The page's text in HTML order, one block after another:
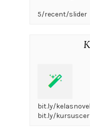
5/recent/slider
bit.ly/
bit.ly/